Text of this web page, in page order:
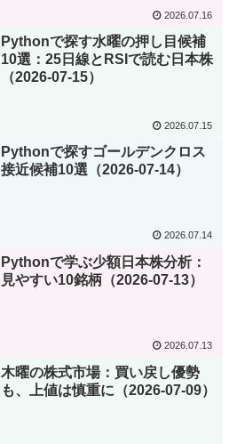
2026.07.16
Pythonで探す水曜の押し目候補
10選：25日線とRSIで読む日本株
（2026-07-15）
2026.07.15
Pythonで探すゴールデンクロス
接近候補10選（2026-07-14）
2026.07.14
Pythonで学ぶ少額日本株分析：
見やすい10銘柄（2026-07-13）
2026.07.13
木曜の株式市場：買い戻し優勢
も、上値は慎重に（2026-07-09）